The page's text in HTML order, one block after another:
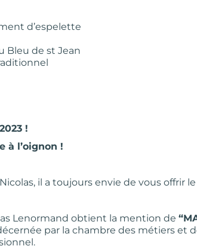
d’espelette
Bleu de st Jean
!
à l’oignon !
il a toujours envie de vous offrir
Lenormand obtient la mention de “
par la chambre des métiers et